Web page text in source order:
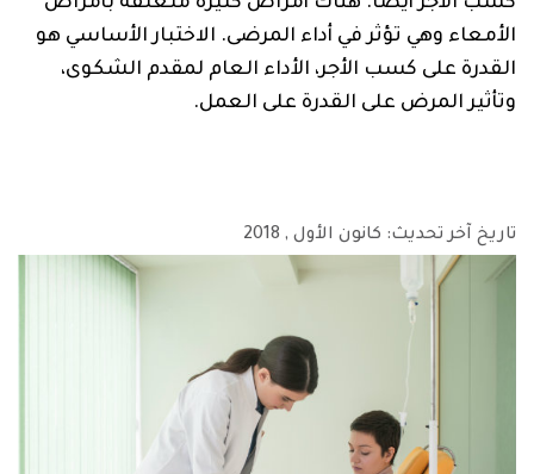
الأمعاء وهي تؤثر في أداء المرضى. الاختبار الأساسي هو
القدرة على كسب الأجر، الأداء العام لمقدم الشكوى،
وتأثير المرض على القدرة على العمل.
تاريخ آخر تحديث: كانون الأول , 2018